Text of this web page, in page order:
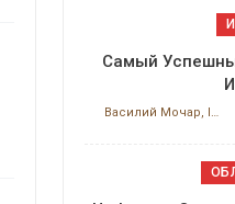
Самый
Василий Мочар, ITResearch